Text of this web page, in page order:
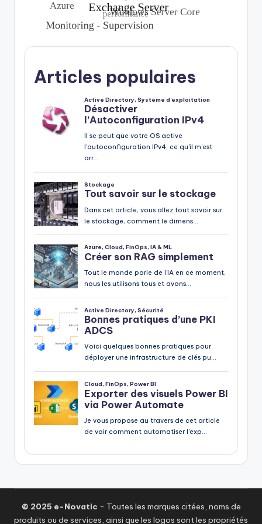
Articles populaires
© 2025 e-Novatic - Toutes les marques citées, noms de
produits ou de services, ainsi que les logos sont les propriétés